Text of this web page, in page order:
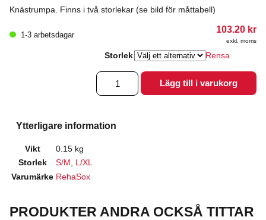
Knästrumpa. Finns i två storlekar (se bild för måttabell)
1-3 arbetsdagar
103.20 kr
exkl. moms
Storlek Rensa
Kompressionsstrumpa
Nylon
Svart
Lägg till i varukorg
Ytterligare information
Vikt
0.15 kg
Storlek
S/M
L/XL
Varumärke RehaSox
PRODUKTER ANDRA OCKSÅ TITTAR